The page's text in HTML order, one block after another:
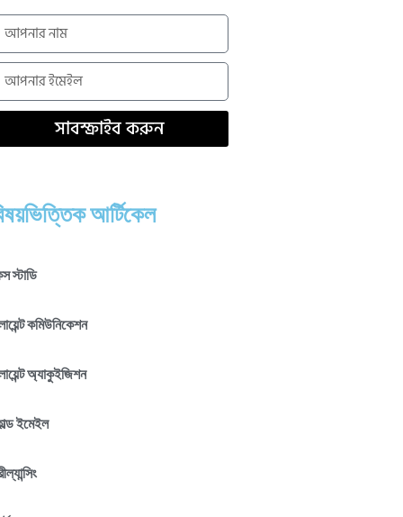
সাবস্ক্রাইব করুন
আর্টিকেল
স্টাডি
কমিউনিকেশন
অ্যাকুইজিশন
ইমেইল